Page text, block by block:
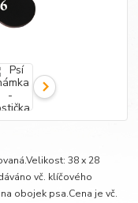
38 x 28
vč. klíčového
obojek psa.Cena je vč.